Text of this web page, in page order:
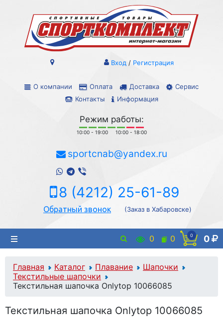
О компании Оплата Доставка
Сервис
Контакты
Информация
Вход / Регистрация
Режим работы:
10:00 - 19:00 10:00 - 18:00
sportcnab@yandex.ru
8 (4212) 25-61-89
Обратный звонок (Заказ в Хабаровске)
0 0 0 0
Главная Каталог Плавание
Шапочки
Текстильные шапочки
Текстильная шапочка Onlytop 10066085
Текстильная шапочка Onlytop 10066085